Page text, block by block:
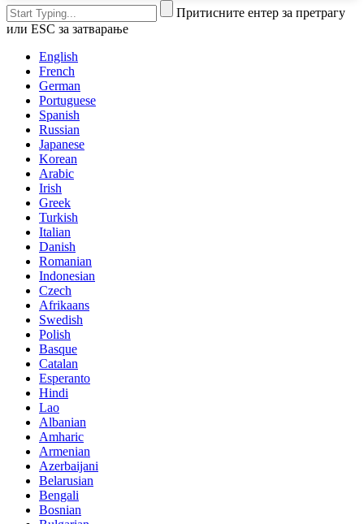
Притисните ентер за претрагу
или ESC за затварање
English
French
German
Portuguese
Spanish
Russian
Japanese
Korean
Arabic
Irish
Greek
Turkish
Italian
Danish
Romanian
Indonesian
Czech
Afrikaans
Swedish
Polish
Basque
Catalan
Esperanto
Hindi
Lao
Albanian
Amharic
Armenian
Azerbaijani
Belarusian
Bengali
Bosnian